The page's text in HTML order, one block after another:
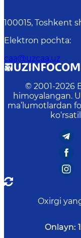
100015, Toshkent
Elektron pochta:
caa@uzcaa.uz
© 2001-2026
himoyalangan.
ma’lumotlardan
Oxirgi
Onlayn: 1